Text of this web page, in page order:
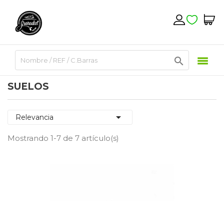

SUELOS
Relevancia 
Mostrando 1-7 de 7 artículo(s)